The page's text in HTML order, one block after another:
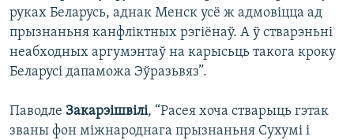
руках Беларусь, аднак Менск усё ж адмовіцца ад
прызнаньня канфліктных рэгіёнаў. А ў стварэньні
неабходных аргумэнтаў на карысьць такога кроку
Беларусі дапаможа Эўразьвяз”.
Паводле Закарэішвілі, “Расея хоча стварыць гэтак
званы фон міжнароднага прызнаньня Сухумі і